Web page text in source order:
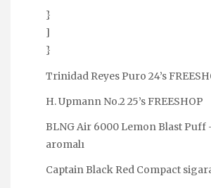
}
]
}
Trinidad Reyes Puro 24’s
H. Upmann No.2 25’s FREESHOP
BLNG Air 6000 Lemon Blast Puff
aromalı
Captain Black Red Compact